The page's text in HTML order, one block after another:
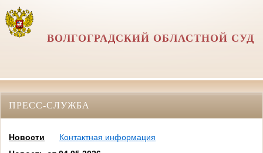
ВОЛГОГРАДСКИЙ ОБЛАСТНОЙ СУД
ПРЕСС-СЛУЖБА
Новости
Контактная информация